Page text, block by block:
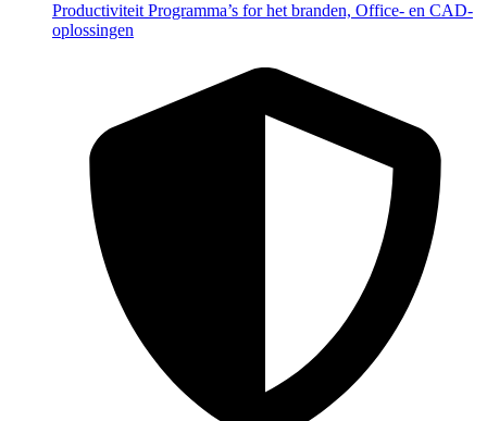
Productiviteit Programma’s for het branden, Office- en CAD-
oplossingen